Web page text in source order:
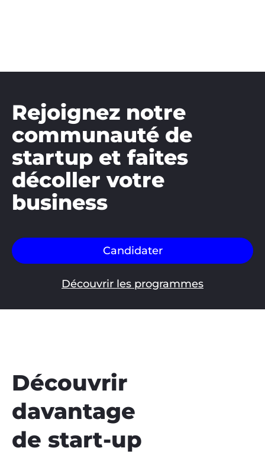
Rejoignez notre
communauté de
startup et faites
décoller votre
business
Candidater
Découvrir les programmes
Découvrir
davantage
de start-up